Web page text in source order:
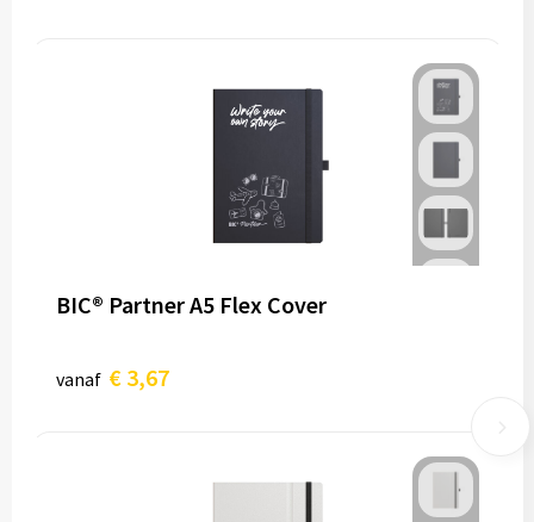
BIC® Partner A5 Flex Cover
vanaf € 3,67